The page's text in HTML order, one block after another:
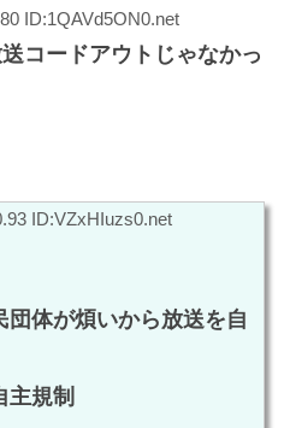
ID:1QAVd5ON0.net
コードアウトじゃなかっ
ID:VZxHIuzs0.net
体が煩いから放送を自
主規制